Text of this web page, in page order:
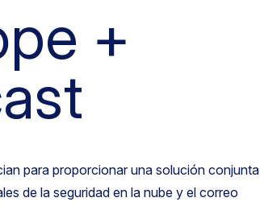
+
para proporcionar una solución conjunta
de la seguridad en la nube y el correo